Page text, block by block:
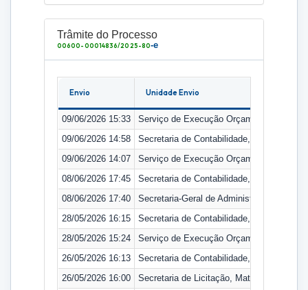
Trâmite do Processo
00600-00014836/2025-80-e
Envio Unidade Envio
09/06/2026 15:33
Serviço de Execução Orçamentária
09/06/2026 14:58
Secretaria de Contabilidade, Orçamento e
09/06/2026 14:07
Serviço de Execução Orçamentária
08/06/2026 17:45
Secretaria de Contabilidade, Orçamento e
08/06/2026 17:40
Secretaria-Geral de Administração
28/05/2026 16:15
Secretaria de Contabilidade, Orçamento e
28/05/2026 15:24
Serviço de Execução Orçamentária
26/05/2026 16:13
Secretaria de Contabilidade, Orçamento e
26/05/2026 16:00
Secretaria de Licitação, Material e